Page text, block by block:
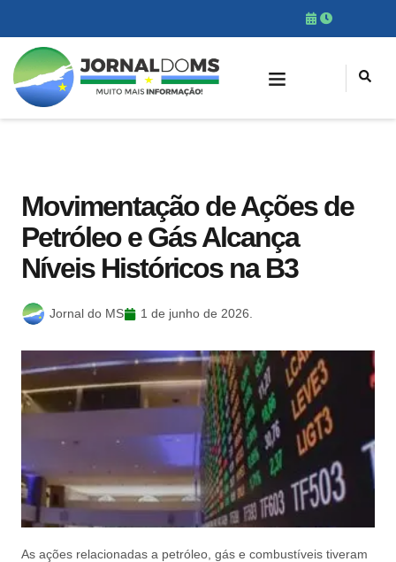
Movimentação de Ações de
Petróleo e Gás Alcança
Níveis Históricos na B3
Jornal do MS 1 de junho de 2026.
As ações relacionadas a petróleo, gás e combustíveis tiveram